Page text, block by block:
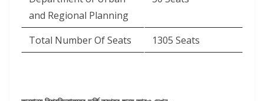
and Regional Planning
Total Number Of Seats 1305 Seats